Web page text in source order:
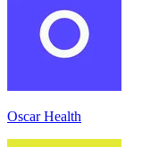
Oscar Health